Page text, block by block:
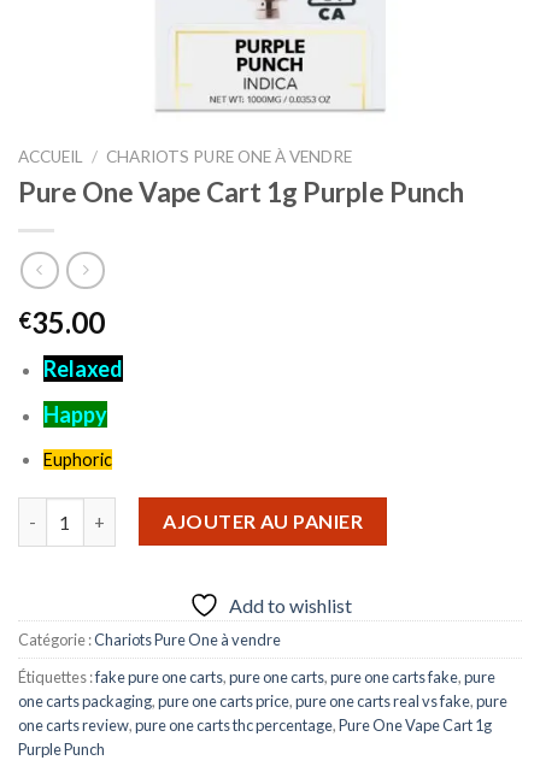
ACCUEIL / CHARIOTS PURE ONE À VENDRE
Pure One Vape Cart 1g Purple Punch
€35.00
Relaxed
Happy
Euphoric
quantité de Pure One Vape Cart 1g Purple Punch
AJOUTER AU PANIER
Add to wishlist
Catégorie :Chariots Pure One à vendre
Étiquettes :fake pure one carts,pure one carts,pure one carts fake,pure
one carts packaging,pure one carts price,pure one carts real vs fake,pure
one carts review,pure one carts thc percentage,Pure One Vape Cart 1g
Purple Punch